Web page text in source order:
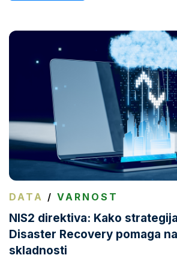
DATA / VARNOST
NIS2 direktiva: Kako
Disaster Recovery pomaga
skladnosti